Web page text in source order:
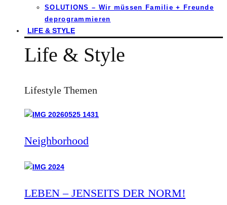
SOLUTIONS – Wir müssen Familie + Freunde
deprogrammieren
LIFE & STYLE
Life & Style
Lifestyle Themen
Neighborhood
LEBEN – JENSEITS DER NORM!